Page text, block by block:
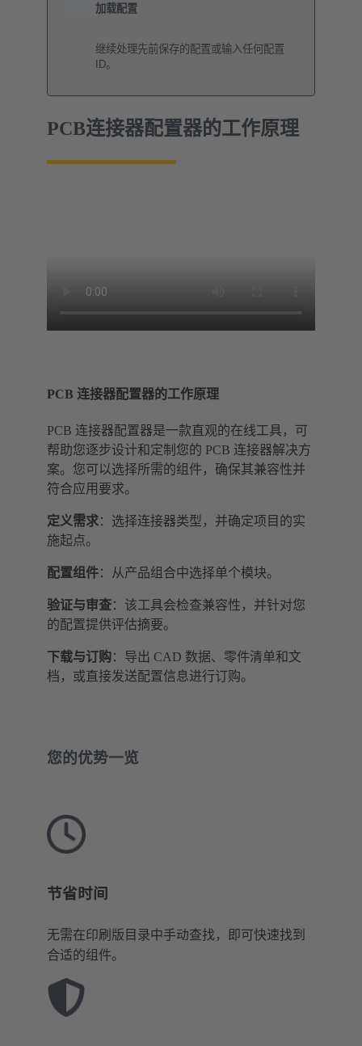
加载配置
继续处理先前保存的配置或输入任何配置
ID。
PCB连接器配置器的工作原理
PCB 连接器配置器的工作原理
PCB 连接器配置器是一款直观的在线工具，可
帮助您逐步设计和定制您的 PCB 连接器解决方
案。您可以选择所需的组件，确保其兼容性并
符合应用要求。
定义需求：选择连接器类型，并确定项目的实
施起点。
配置组件：从产品组合中选择单个模块。
验证与审查：该工具会检查兼容性，并针对您
的配置提供评估摘要。
下载与订购：导出 CAD 数据、零件清单和文
档，或直接发送配置信息进行订购。
您的优势一览
节省时间
无需在印刷版目录中手动查找，即可快速找到
合适的组件。